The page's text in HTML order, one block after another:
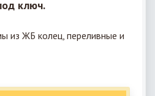
ключ.
из ЖБ колец, переливные и